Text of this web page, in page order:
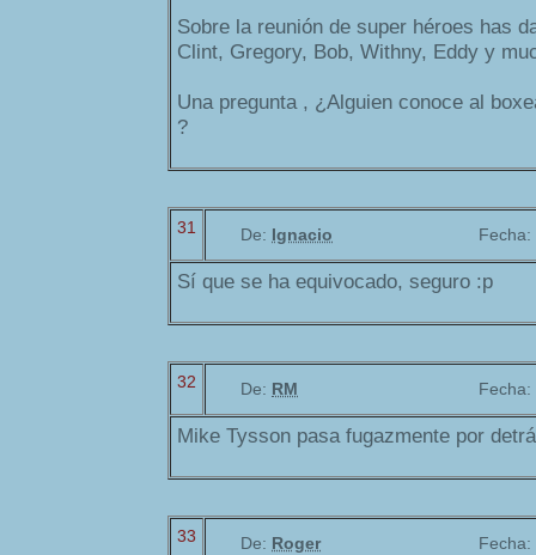
Sobre la reunión de super héroes has
Clint, Gregory, Bob, Withny, Eddy y
Una pregunta , ¿Alguien conoce al
?
31 De: Ignacio Fecha:
Sí que se ha equivocado, seguro :p
32 De: RM Fecha:
Mike Tysson pasa fugazmente por
33 De: Roger Fecha: